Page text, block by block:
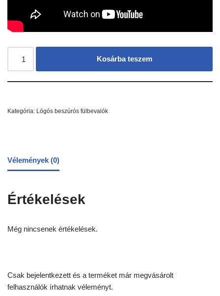
Kosárba teszem
Kategória: Lógós beszúrós fülbevalók
Vélemények (0)
Értékelések
Még nincsenek értékelések.
Csak bejelentkezett és a terméket már megvásárolt
felhasználók írhatnak véleményt.